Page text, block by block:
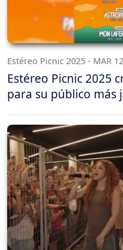
Estéreo Picnic 2025 - MAR
Estéreo Picnic 2025
para su público más